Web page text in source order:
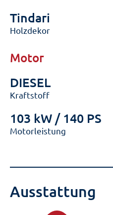
Tindari
Holzdekor
Motor
DIESEL
Kraftstoff
103 kW / 140 PS
Motorleistung
Ausstattung